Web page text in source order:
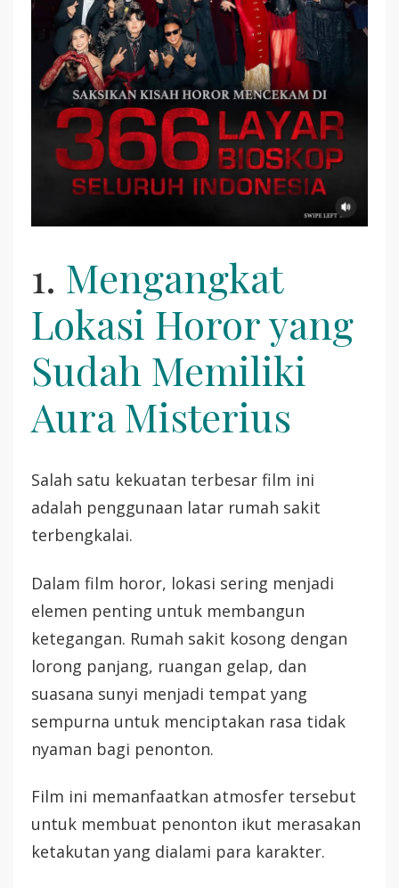
1. Mengangkat
Lokasi Horor yang
Sudah Memiliki
Aura Misterius
Salah satu kekuatan terbesar film ini
adalah penggunaan latar rumah sakit
terbengkalai.
Dalam film horor, lokasi sering menjadi
elemen penting untuk membangun
ketegangan. Rumah sakit kosong dengan
lorong panjang, ruangan gelap, dan
suasana sunyi menjadi tempat yang
sempurna untuk menciptakan rasa tidak
nyaman bagi penonton.
Film ini memanfaatkan atmosfer tersebut
untuk membuat penonton ikut merasakan
ketakutan yang dialami para karakter.